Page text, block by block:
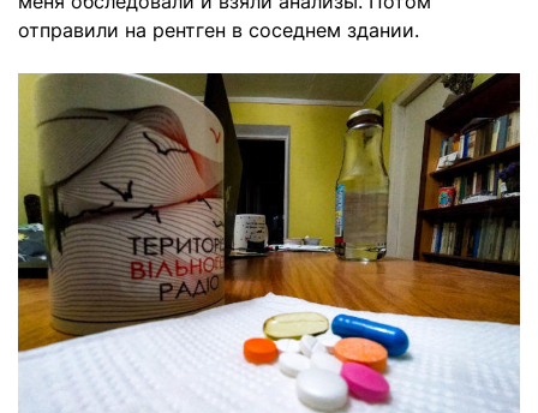
отправили на рентген в соседнем здании.